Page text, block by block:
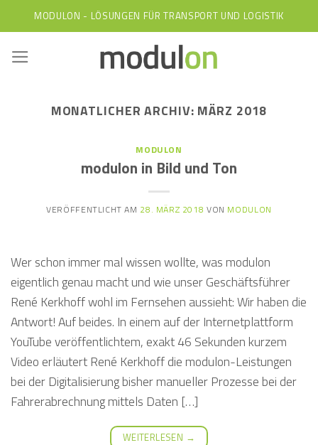
to
content
MODULON - LÖSUNGEN FÜR TRANSPORT UND LOGISTIK
MONATLICHER ARCHIV: MÄRZ 2018
MODULON
modulon in Bild und Ton
VERÖFFENTLICHT AM 28. MÄRZ 2018 VON MODULON
Wer schon immer mal wissen wollte, was modulon
eigentlich genau macht und wie unser Geschäftsführer
René Kerkhoff wohl im Fernsehen aussieht: Wir haben die
Antwort! Auf beides. In einem auf der Internetplattform
YouTube veröffentlichtem, exakt 46 Sekunden kurzem
Video erläutert René Kerkhoff die modulon-Leistungen
bei der Digitalisierung bisher manueller Prozesse bei der
Fahrerabrechnung mittels Daten […]
WEITERLESEN →